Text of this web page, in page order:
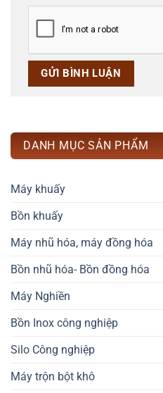
DANH MỤC SẢN PHẨM
Máy khuấy
Bồn khuấy
Máy nhũ hóa, máy đồng hóa
Bồn nhũ hóa- Bồn đồng hóa
Máy Nghiền
Bồn Inox công nghiệp
Silo Công nghiệp
Máy trộn bột khô